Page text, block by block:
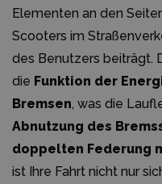
Elementen an den
Scooters im
des Benutzers beiträgt.
die Funktion der
Bremsen, was die
Abnutzung des
doppelten Federung
ist Ihre Fahrt nicht nur